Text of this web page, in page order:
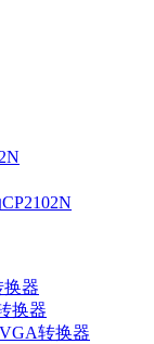
换器
换器
转换器